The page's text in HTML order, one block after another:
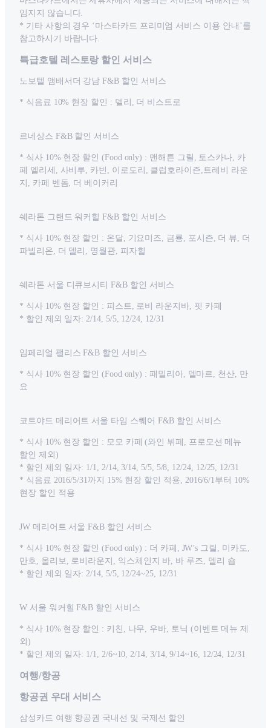
임지지 않습니다.
* 기타 사항의 경우 ‘마스타카드 프리미엄 서비스 이용 안내’를
참고하시기 바랍니다.
특급호텔 레스토랑 할인 서비스
노보텔 앰배서더 강남 F&B 할인 서비스
* 식음료 10% 현장 할인 : 델리, 더 비스트로
르네상스 F&B 할인 서비스
* 식사 10% 현장 할인 (Food only) : 맨해튼 그릴, 토스카나, 카
페 엘리세, 사비루, 카빈, 이로도리, 클럽호라이즌,트레비 라운
지, 카페 벤돔, 더 베이커리
쉐라톤 그랜드 워커힐 F&B 할인 서비스
* 식사 10% 현장 할인 : 온달, 기요미즈, 금룡, 포시즌, 더 뷰, 더
파빌리온, 더 델리, 명월관, 피자힐
쉐라톤 서울 디큐브시티 F&B 할인 서비스
* 식사 10% 현장 할인 : 피스트, 로비 라운지바, 핏 카페
* 할인 제외 일자: 2/14, 5/5, 12/24, 12/31
임페리얼 팰리스 F&B 할인 서비스
* 식사 10% 현장 할인 (Food only) : 패밀리아, 델마르, 천산, 만
요
코트야드 메리어트 서울 타임 스퀘어 F&B 할인 서비스
* 식사 10% 현장 할인 : 모모 카페 (와인 뷔페, 프로모션 메뉴
할인 제외)
* 할인 제외 일자: 1/1, 2/14, 3/14, 5/5, 5/8, 12/24, 12/25, 12/31
* 식음료 2016/5/31까지 15% 현장 할인 적용, 2016/6/1부터 10%
현장 할인 적용
JW 메리어트 서울 F&B 할인 서비스
* 식사 10% 현장 할인 (Food only) : 더 카페, JW’s 그릴, 미카도,
만호, 올리보, 로비라운지, 익스체인지 바, 바 루즈, 델리 숍
* 할인 제외 일자: 2/14, 5/5, 12/24~25, 12/31
W 서울 워커힐 F&B 할인 서비스
* 식사 10% 현장 할인 : 키친, 나무, 우바, 토닉 (이벤트 메뉴 제
외)
* 할인 제외 일자: 1/1, 2/6~10, 2/14, 3/14, 9/14~16, 12/24, 12/31
여행/항공
항공권 우대 서비스
삼성카드 여행 항공권 국내선 및 국제선 할인